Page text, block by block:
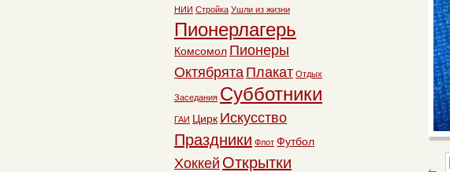
НИИ Стройка Ушли из жизни
Пионерлагерь
Комсомол Пионеры
Октябрята Плакат Отдых
Заседания Субботники
ГАИ Цирк Искусство
Праздники Флот Футбол
Хоккей Открытки